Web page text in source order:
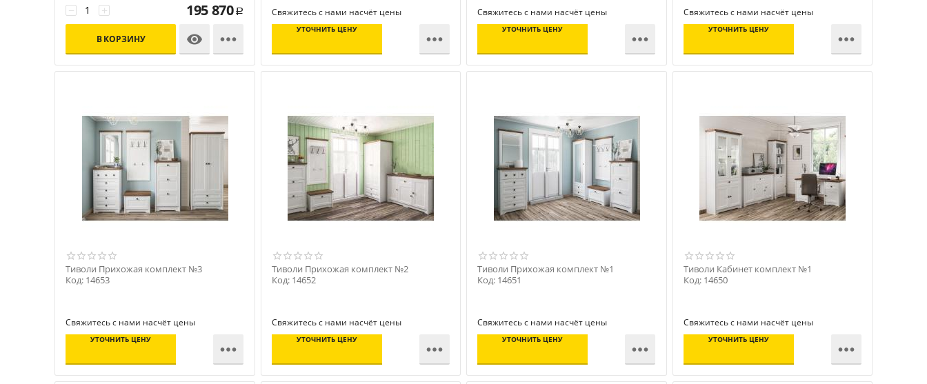
+
− 195 870 Р
В КОРЗИНУ 

Свяжитесь с нами насчёт цены
УТОЧНИТЬ ЦЕНУ 
Свяжитесь с нами насчёт цены
УТОЧНИТЬ ЦЕНУ 
Свяжитесь с нами насчёт цены
УТОЧНИТЬ ЦЕНУ 
Тиволи Прихожая комплект №3
Код: 14653
Свяжитесь с нами насчёт цены
УТОЧНИТЬ ЦЕНУ 
Тиволи Прихожая комплект №2
Код: 14652
Свяжитесь с нами насчёт цены
УТОЧНИТЬ ЦЕНУ 
Тиволи Прихожая комплект №1
Код: 14651
Свяжитесь с нами насчёт цены
УТОЧНИТЬ ЦЕНУ 
Тиволи Кабинет комплект №1
Код: 14650
Свяжитесь с нами насчёт цены
УТОЧНИТЬ ЦЕНУ 